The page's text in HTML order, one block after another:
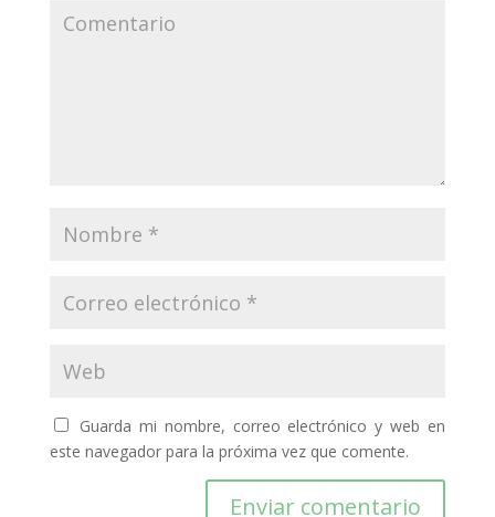
Guarda mi nombre, correo electrónico y web en
este navegador para la próxima vez que comente.